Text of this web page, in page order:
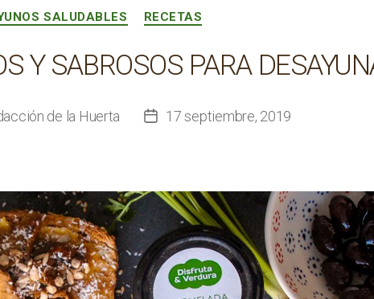
Categorías
SALUDABLES RECETAS
Y SABROSOS PARA
de la Huerta
Fecha
17 septiembre, 2019